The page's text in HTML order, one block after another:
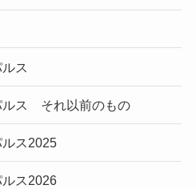
ス
ルス それ以前のもの
ス2025
ス2026